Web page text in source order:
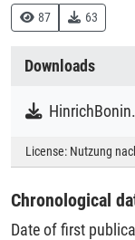
87 63
Downloads
License: Nutzung
Chronological
Date of first
Research
Collections